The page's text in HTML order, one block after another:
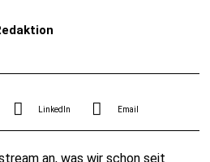
LinkedIn Email
an, was wir schon seit